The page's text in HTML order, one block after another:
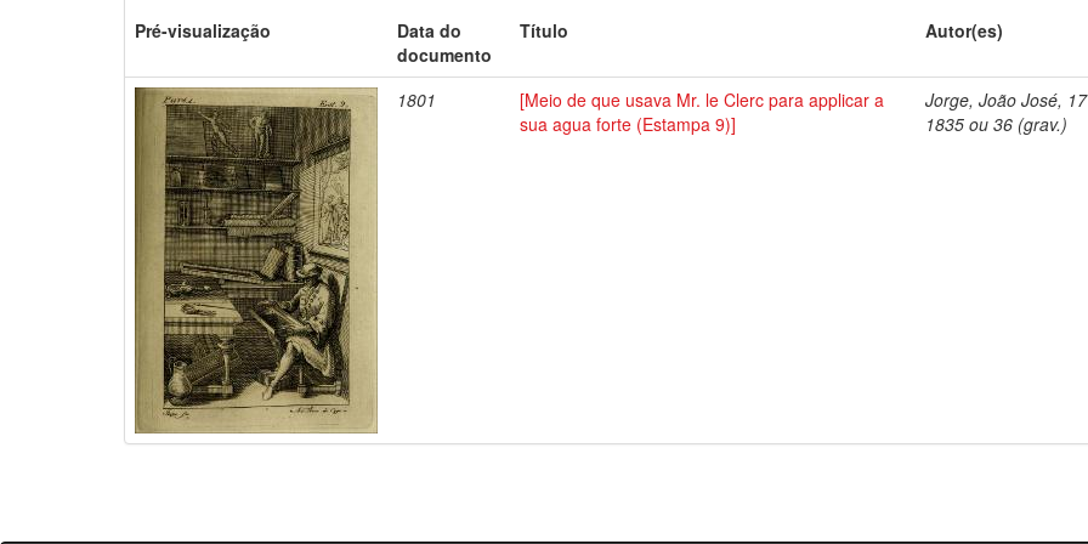
Pré-visualização
Data do
documento
Título Autor(es)
1801
[Meio de que usava Mr. le Clerc para applicar a
sua agua forte (Estampa 9)]
Jorge, João José,
1835 ou 36 (grav.)